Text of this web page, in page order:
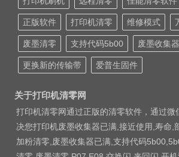
正版软件 打印机清零 维修模式
废墨清零 支持代码5b00 废墨收集
更换新的传输带 爱普生固件
关于打印机清零网
打印机清零网通过正版的清零软件，通过微
决您打印机废墨收集器已满,接近使用,寿命,
加粉清零,废墨收集器已满,支持代码